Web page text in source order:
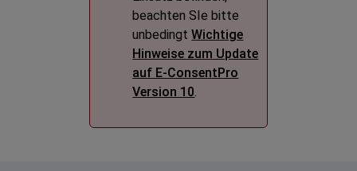
beachten SIe bitte
unbedingtWichtige
Hinweise zum Update
auf E-ConsentPro
Version 10.